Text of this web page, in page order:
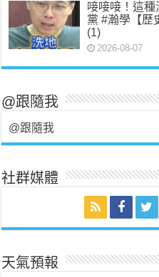
唼唼唼！這
黨 #瀚學【歷
(1)
2026-08-07
@跟隨我
@跟隨我
社群媒體
天氣預報